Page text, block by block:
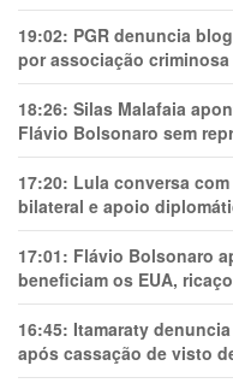
19:02: PGR denuncia
por associação
18:26: Silas Malafaia
Flávio Bolsonaro sem
17:20: Lula conversa
bilateral e apoio
17:01: Flávio Bolsonaro
beneficiam os EUA,
16:45: Itamaraty
após cassação de visto